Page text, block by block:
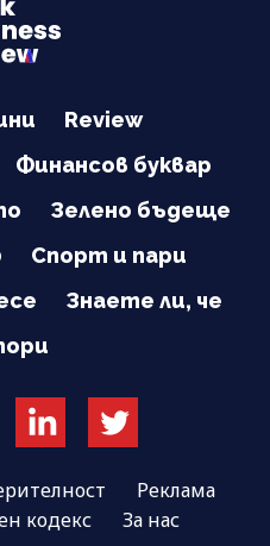
Review
Финансов буквар
Зелено бъдеще
Спорт и пари
Знаете ли, че
Реклама
кодекс За нас